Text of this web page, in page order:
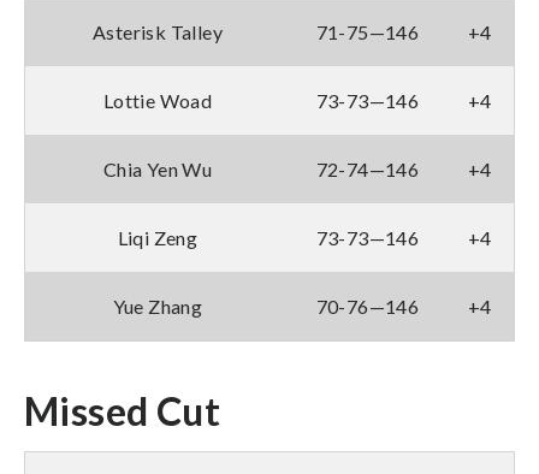
Asterisk Talley 71-75—146 +4
Lottie Woad 73-73—146 +4
Chia Yen Wu 72-74—146 +4
Liqi Zeng 73-73—146 +4
Yue Zhang 70-76—146 +4
Missed Cut